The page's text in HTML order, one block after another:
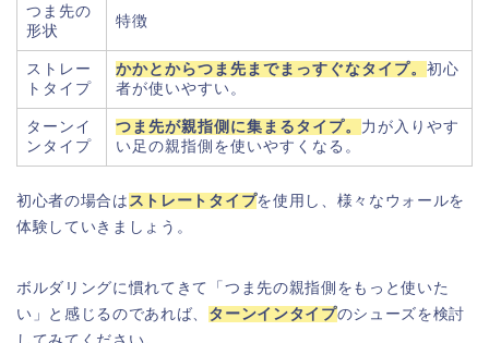
つま先の
形状
特徴
ストレー
トタイプ
かかとからつま先までまっすぐなタイプ。 初心
者が使いやすい。
ターンイ
ンタイプ
つま先が親指側に集まるタイプ。 力が入りやす
い足の親指側を使いやすくなる。
初心者の場合は ストレートタイプを使用し、様々なウォールを
体験していきましょう。
ボルダリングに慣れてきて「つま先の親指側をもっと使いた
い」と感じるのであれば、 ターンインタイプのシューズを検討